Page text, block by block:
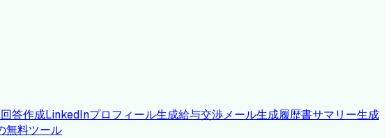
答作成LinkedInプロフィール生成給与交渉メール生成履歴書サマリー生成
無料ツール